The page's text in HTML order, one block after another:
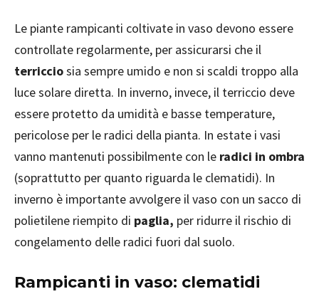
Le piante rampicanti coltivate in vaso devono essere
controllate regolarmente, per assicurarsi che il
terricciosia sempre umido e non si scaldi troppo alla
luce solare diretta. In inverno, invece, il terriccio deve
essere protetto da umidità e basse temperature,
pericolose per le radici della pianta. In estate i vasi
vanno mantenuti possibilmente con le radici in ombra
(soprattutto per quanto riguarda le clematidi). In
inverno è importante avvolgere il vaso con un sacco di
polietilene riempito di paglia, per ridurre il rischio di
congelamento delle radici fuori dal suolo.
Rampicanti in vaso: clematidi